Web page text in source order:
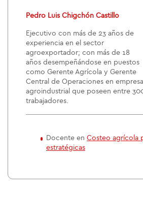
Pedro Luis Chigchón Castillo
Ejecutivo con más de 23 años de
experiencia en el sector
agroexportador; con más de 18
años desempeñándose en puestos
como Gerente Agrícola y Gerente
Central de Operaciones en
agroindustrial que poseen entre
trabajadores.
Docente en Costeo agrícola
estratégicas